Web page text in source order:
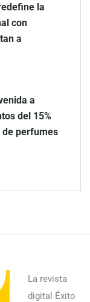
la
con
a
a
del 15%
de perfumes
La revista
digital Éxito